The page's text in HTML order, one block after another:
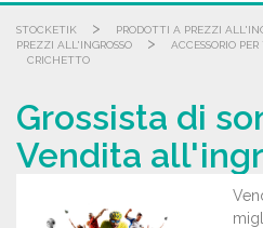
STOCKETIK > PRODOTTI A PREZZI
PREZZI ALL'INGROSSO
> ACCESSORIO
CRICHETTO
Grossista di
Vendita